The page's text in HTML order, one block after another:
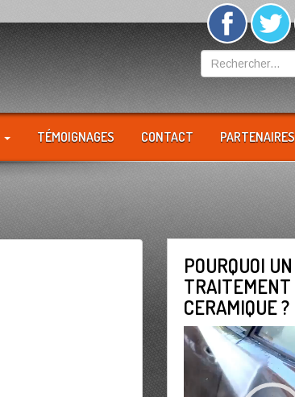
TÉMOIGNAGES CONTACT PARTENAIRES
POURQUOI UN
TRAITEMENT
CERAMIQUE ?
Lecteur
vidéo